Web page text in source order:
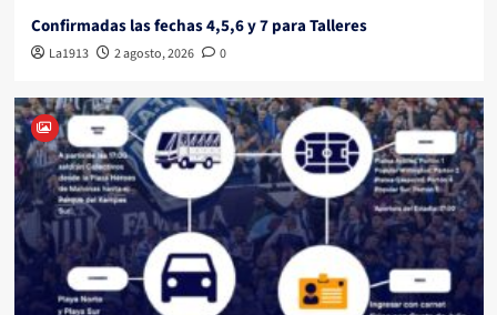
Confirmadas las fechas 4,5,6 y 7 para Talleres
La1913 2 agosto, 2026 0